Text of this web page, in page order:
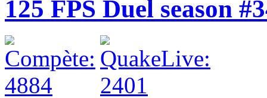
125 FPS Duel season